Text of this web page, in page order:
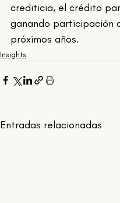
crediticia, el crédito
ganando participación
próximos años.
Insights
Entradas relacionadas